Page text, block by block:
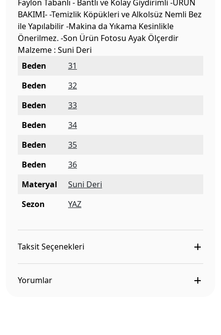
Faylon Tabanlı - Bantlı ve Kolay Giydirimli -ÜRÜN
BAKIMI- -Temizlik Köpükleri ve Alkolsüz Nemli Bez
ile Yapılabilir -Makina da Yıkama Kesinlikle
Önerilmez. -Son Ürün Fotosu Ayak Ölçerdir
Malzeme : Suni Deri
Beden
31
Beden
32
Beden
33
Beden
34
Beden
35
Beden
36
Materyal
Suni Deri
Sezon
YAZ
Taksit Seçenekleri
Yorumlar